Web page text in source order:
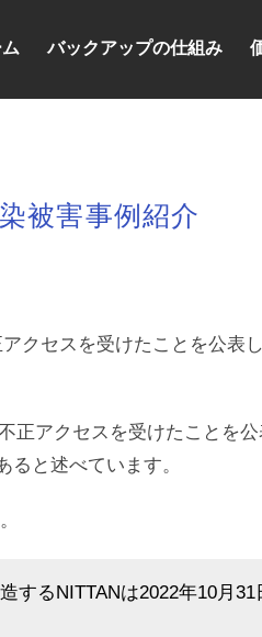
バックアップの仕組み
被害事例紹介
クセスを受けたことを公表
正アクセスを受けたことを
と述べています。
るNITTANは2022年10月